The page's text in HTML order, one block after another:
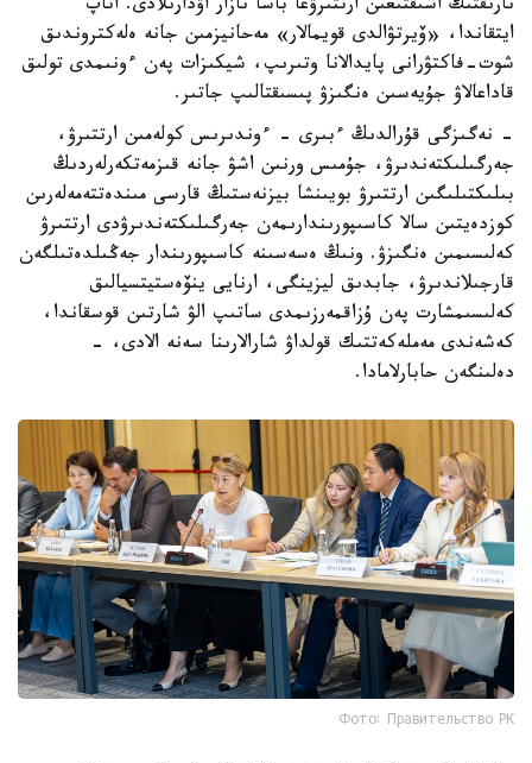
نارىقتىڭ اشىقتىعىن ارتتىرۋعا باسا نازار اۋدارىلادى. اتاپ
ايتقاندا، «ۆيرتۋالدى قويمالار» مەحانيزمىن جانە ەلەكتروندىق
شوت-فاكتۋرانى پايدالانا وتىرىپ، شيكىزات پەن ءونىمدى تولىق
قاداعالاۋ جۇيەسىن ەنگىزۋ پىسىقتالىپ جاتىر.
- نەگىزگى قۇرالدىڭ ءبىرى - ءوندىرىس كولەمىن ارتتىرۋ،
جەرگىلىكتەندىرۋ، جۇمىس ورنىن اشۋ جانە قىزمەتكەرلەردىڭ
بىلىكتىلىگىن ارتتىرۋ بويىنشا بيزنەستىڭ قارسى مىندەتتەمەلەرىن
كوزدەيتىن سالا كاسىپورىندارىمەن جەرگىلىكتەندىرۋدى ارتتىرۋ
كەلىسىمىن ەنگىزۋ. ونىڭ ەسەسىنە كاسىپورىندار جەڭىلدەتىلگەن
قارجىلاندىرۋ، جابدىق ليزينگى، ارنايى ينۆەستيتسيالىق
كەلىسىمشارت پەن ۇزاقمەرزىمدى ساتىپ الۋ شارتىن قوسقاندا،
كەشەندى مەملەكەتتىك قولداۋ شارالارىنا سەنە الادى، -
دەلىنگەن حابارلامادا.
Фото: Правительство РК